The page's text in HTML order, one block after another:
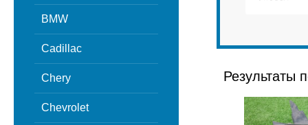
BMW
Cadillac
Chery
Chevrolet
Результаты